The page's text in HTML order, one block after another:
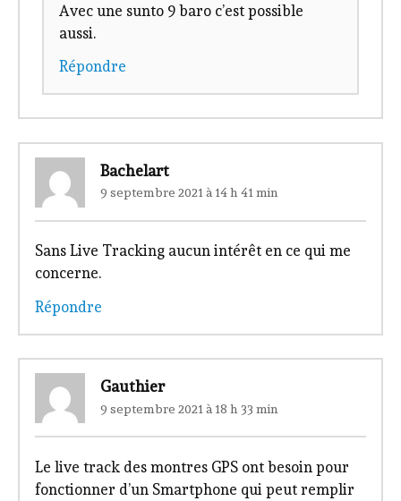
Avec une sunto 9 baro c’est possible
aussi.
Répondre
Bachelart
9 septembre 2021 à 14 h 41 min
Sans Live Tracking aucun intérêt en ce qui me
concerne.
Répondre
Gauthier
9 septembre 2021 à 18 h 33 min
Le live track des montres GPS ont besoin pour
fonctionner d’un Smartphone qui peut remplir